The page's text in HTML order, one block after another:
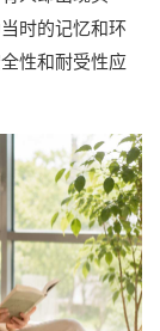
时的记忆和环
性和耐受性应